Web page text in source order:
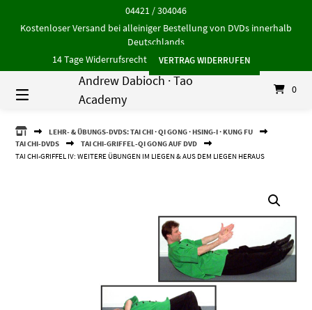
Inhalt
04421 / 304046
Kostenloser Versand bei alleiniger Bestellung von DVDs innerhalb
Deutschlands
14 Tage Widerrufsrecht
VERTRAG WIDERRUFEN
Andrew Dabioch · Tao
Academy
0
ANDREW
DABIOCH
·
LEHR- & ÜBUNGS-DVDS: TAI CHI · QI GONG · HSING-I · KUNG FU
TAI CHI-DVDS
TAI CHI-GRIFFEL-QI GONG AUF DVD
TAI CHI-GRIFFEL IV: WEITERE ÜBUNGEN IM LIEGEN & AUS DEM LIEGEN HERAUS